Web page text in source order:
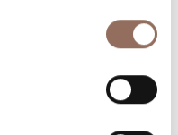
isst, was du in jedem
Roero unternehmen